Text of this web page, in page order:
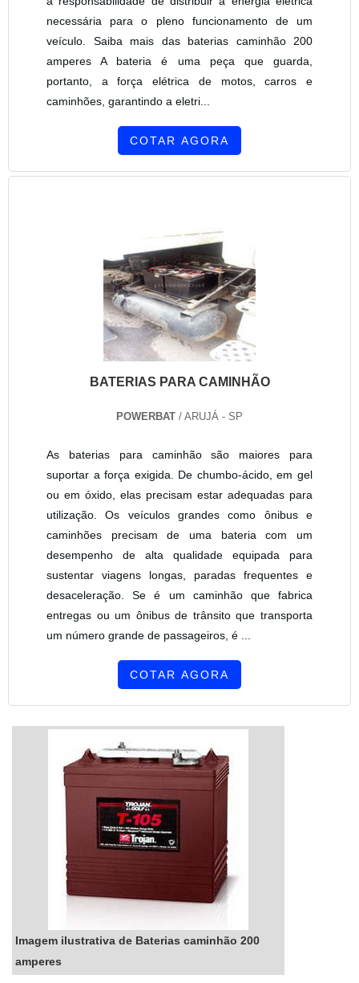
necessária para o pleno funcionamento de um
veículo. Saiba mais das baterias caminhão 200
amperes A bateria é uma peça que guarda,
portanto, a força elétrica de motos, carros e
caminhões, garantindo a eletri...
COTAR AGORA
BATERIAS PARA CAMINHÃO
POWERBAT / ARUJÁ - SP
As baterias para caminhão são maiores para
suportar a força exigida. De chumbo-ácido, em gel
ou em óxido, elas precisam estar adequadas para
utilização. Os veículos grandes como ônibus e
caminhões precisam de uma bateria com um
desempenho de alta qualidade equipada para
sustentar viagens longas, paradas frequentes e
desaceleração. Se é um caminhão que fabrica
entregas ou um ônibus de trânsito que transporta
um número grande de passageiros, é ...
COTAR AGORA
Imagem ilustrativa de Baterias caminhão 200
amperes